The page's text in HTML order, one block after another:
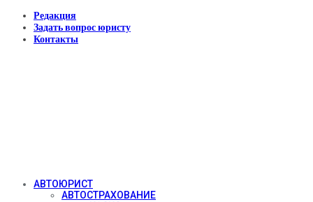
Редакция
Задать вопрос юристу
Контакты
АВТОЮРИСТ
АВТОСТРАХОВАНИЕ